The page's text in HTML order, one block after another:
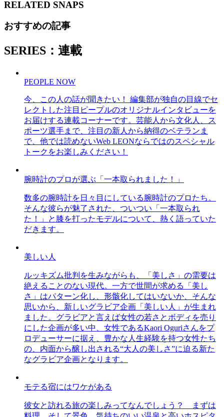
RELATED SNAPS
おすすめの記事
SERIES：連載
PEOPLE NOW
今、この人の話が聞きたい！ 編集部が独自の目線でセ
レクトした注目ピープルのオリジナルインタビューを
お届けする連載コーナーです。芸能人から文化人、ス
ポーツ選手まで、注目の新人から納得のベテランま
で、他では読めないWeb LEONならではのスペシャル
トークをお楽しみください！
腕時計のプロが選ぶ「一本取られました！」
数多の腕時計を日々目にしている腕時計のプロたち。
そんな彼らが魅了された、ついつい「一本取られ
た！」と膝を打ったモデルについて、熱く語っていた
だきます。
美しい人
ルッキズム批判を生みながらも、「美しさ」の需要は
絶えることのない現代。一方で世間が求める「美し
さ」はパターン化し、形骸化してはいないか、そんな
思いから、新しいグラビア企画「美しい人」が生まれ
ました。グラビアと言えば女性の若さとボディを売り
にした企画が多い中、女性であるKaori Oguriさんをプ
ロデューサーに据え、豊かな人生経験を持つ女性たち
の、内面から醸し出される“大人の美しさ”に迫る新た
なグラビア企画となります。
モテる宿にはワケがある
彼女と訪れる旅の楽しみってなんでしょう？ まずは